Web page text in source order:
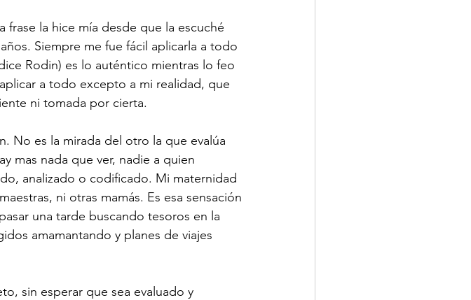
frase la hice mía desde que la escuché
Siempre me fue fácil aplicarla a todo
Rodin) es lo auténtico mientras lo feo
a todo excepto a mi realidad, que
ni tomada por cierta.
No es la mirada del otro la que evalúa
mas nada que ver, nadie a quien
analizado o codificado. Mi maternidad
ni otras mamás. Es esa sensación
una tarde buscando tesoros en la
amamantando y planes de viajes
sin esperar que sea evaluado y